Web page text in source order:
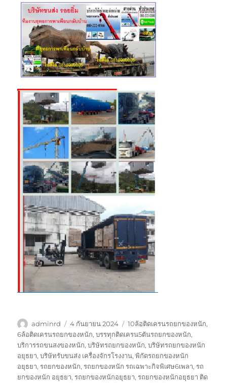
ผู้
เขียน
adminrd
เขียน
เมื่อ
4 กันยายน 2024
ป้าย
กำกับ
10ล้อติดเครนรถยกของหนัก,
6ล้อติดเครนรถยกของหนัก,บรรทุกติดเครน5ตันรถยกของหนัก,
บริการรถขนสงของหนัก,บริษัทรถยกของหนัก,บริษัทรถยกของหนัก
อยุธยา,บริษัทรับขนส่ง เครื่องจักรโรงงาน,พิกัดรถยกของหนัก
อยุธยา,รถยกของหนัก,รถยกของหนัก รถเฉพาะกิจพิเศษ6เพลา,รถ
ยกของหนัก อยุธยา,รถยกของหนักอยุธยา,รถยกของหนักอยุธยา ติด